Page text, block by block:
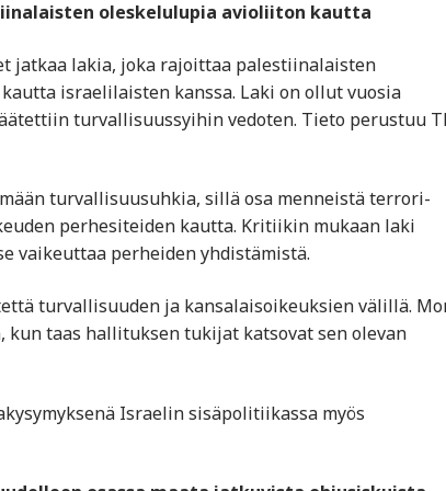
oleskelulupia avioliiton kautta
jatkaa lakia, joka rajoittaa palestiinalaisten
israelilaisten kanssa. Laki on ollut vuosia
turvallisuussyihin vedoten. Tieto perustuu
turvallisuusuhkia, sillä osa menneistä terrori-
perhesiteiden kautta. Kritiikin mukaan laki
vaikeuttaa perheiden yhdistämistä.
turvallisuuden ja kansalaisoikeuksien välillä.
taas hallituksen tukijat katsovat sen olevan
Israelin sisäpolitiikassa myös